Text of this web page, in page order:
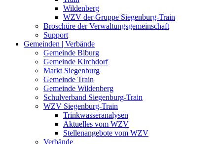
Wildenberg
WZV der Gruppe Siegenburg-Train
Broschüre der Verwaltungsgemeinschaft
Support
Gemeinden | Verbände
Gemeinde Biburg
Gemeinde Kirchdorf
Markt Siegenburg
Gemeinde Train
Gemeinde Wildenberg
Schulverband Siegenburg-Train
WZV Siegenburg-Train
Trinkwasseranalysen
Aktuelles vom WZV
Stellenangebote vom WZV
Verbände